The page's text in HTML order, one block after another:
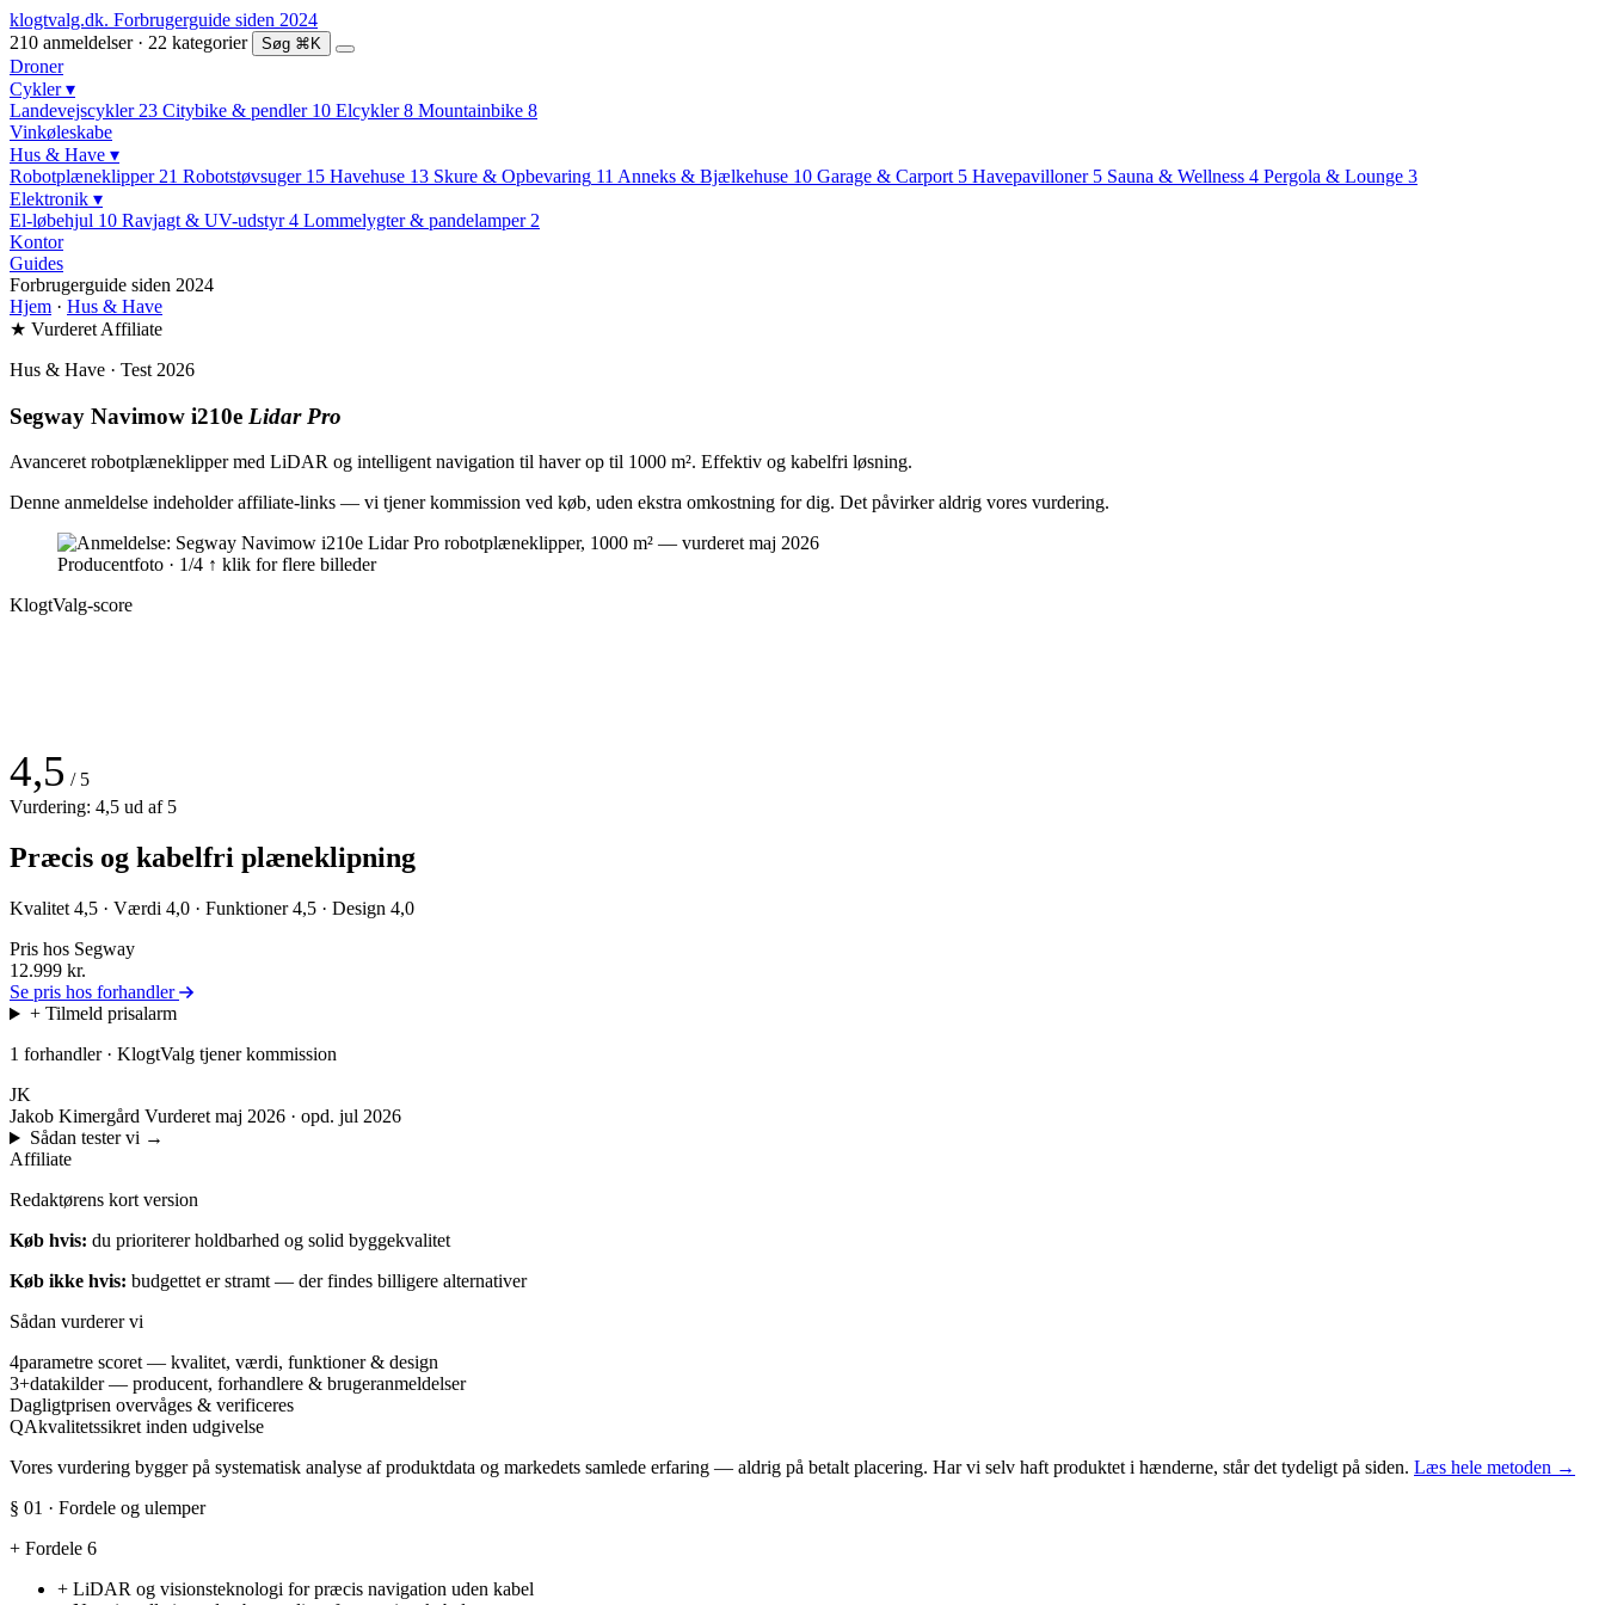
klogtvalg.dk. Forbrugerguide siden 2024
210 anmeldelser · 22 kategorier
Søg ⌘K
Droner
Cykler▾
Landevejscykler 23 Citybike & pendler 10 Elcykler 8 Mountainbike 8
Vinkøleskabe
Hus & Have ▾
Robotplæneklipper 21 Robotstøvsuger 15 Havehuse 13 Skure & Opbevaring 11 Anneks & Bjælkehuse 10 Garage & Carport 5 Havepavilloner 5 Sauna & Wellness 4 Pergola & Lounge 3
Elektronik ▾
El-løbehjul 10 Ravjagt & UV-udstyr 4 Lommelygter & pandelamper 2
Kontor
Guides
Forbrugerguide siden 2024
Hjem · Hus & Have
★ Vurderet Affiliate
Hus & Have · Test 2026
Segway Navimow i210e Lidar Pro
Avanceret robotplæneklipper med LiDAR og intelligent navigation til haver op til 1000 m². Effektiv og kabelfri løsning.
Denne anmeldelse indeholder affiliate-links — vi tjener kommission ved køb, uden ekstra omkostning for dig. Det påvirker aldrig vores vurdering.
Producentfoto · 1/4 ↑ klik for flere billeder
KlogtValg-score
4,5 / 5
Vurdering: 4,5 ud af 5
Præcis og kabelfri plæneklipning
Kvalitet 4,5 · Værdi 4,0 · Funktioner 4,5 · Design 4,0
Pris hos Segway
12.999 kr.
Se pris hos forhandler
+ Tilmeld prisalarm
1 forhandler · KlogtValg tjener kommission
JK
Jakob Kimergård Vurderet maj 2026 · opd. jul 2026
Sådan tester vi →
Affiliate
Redaktørens kort version
Køb hvis: du prioriterer holdbarhed og solid byggekvalitet
Køb ikke hvis: budgettet er stramt — der findes billigere alternativer
Sådan vurderer vi
4parametre scoret — kvalitet, værdi, funktioner & design
3+datakilder — producent, forhandlere & brugeranmeldelser
Dagligtprisen overvåges & verificeres
QAkvalitetssikret inden udgivelse
Vores vurdering bygger på systematisk analyse af produktdata og markedets samlede erfaring — aldrig på betalt placering. Har vi selv haft produktet i hænderne, står det tydeligt på siden. Læs hele metoden →
§ 01 · Fordele og ulemper
+ Fordele 6
+ LiDAR og visionsteknologi for præcis navigation uden kabel